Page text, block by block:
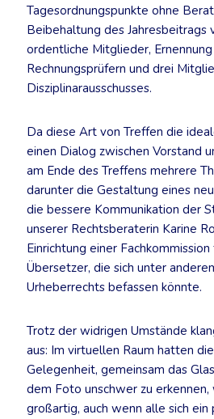
Tagesordnungspunkte ohne
Beibehaltung des Jahresbeitrags
ordentliche Mitglieder,
Rechnungsprüfern und drei
Disziplinarausschusses.
Da diese Art von Treffen die
einen Dialog zwischen Vorstand
am Ende des Treffens mehrere
darunter die Gestaltung eines
die bessere Kommunikation der
unserer Rechtsberaterin Karine
Einrichtung einer
Übersetzer, die sich unter
Urheberrechts befassen könnte.
Trotz der widrigen Umstände
aus: Im virtuellen Raum hatten
Gelegenheit, gemeinsam das
dem Foto unschwer zu
großartig, auch wenn alle sich ein